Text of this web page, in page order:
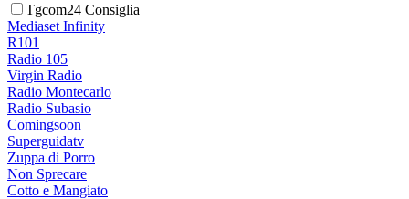
Tgcom24 Consiglia
Mediaset Infinity
R101
Radio 105
Virgin Radio
Radio Montecarlo
Radio Subasio
Comingsoon
Superguidatv
Zuppa di Porro
Non Sprecare
Cotto e Mangiato